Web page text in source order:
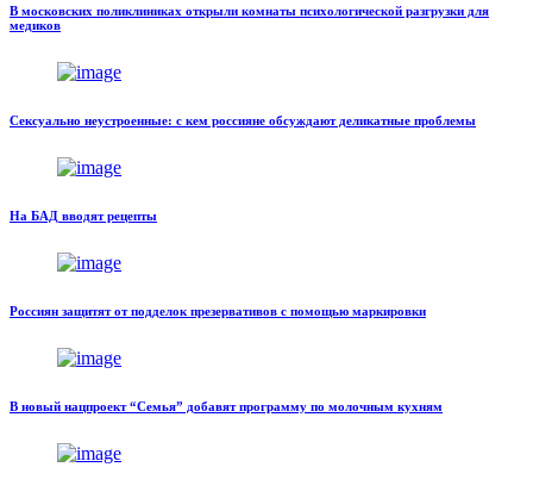
В московских поликлиниках открыли комнаты психологической разгрузки для
медиков
Сексуально неустроенные: с кем россияне обсуждают деликатные проблемы
На БАД вводят рецепты
Россиян защитят от подделок презервативов с помощью маркировки
В новый нацпроект “Семья” добавят программу по молочным кухням